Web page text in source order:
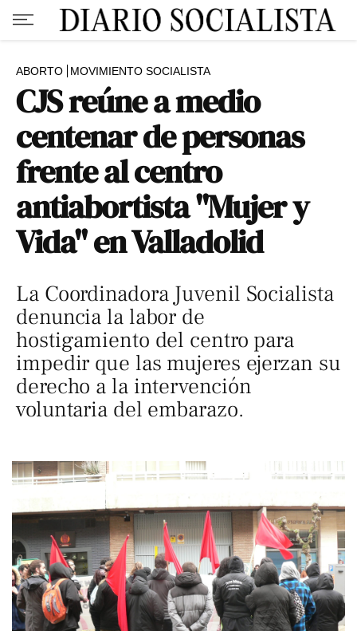
ABORTO MOVIMIENTO SOCIALISTA
CJS reúne a medio
centenar de personas
frente al centro
antiabortista "Mujer y
Vida" en Valladolid
La Coordinadora Juvenil Socialista
denuncia la labor de
hostigamiento del centro para
impedir que las mujeres ejerzan su
derecho a la intervención
voluntaria del embarazo.